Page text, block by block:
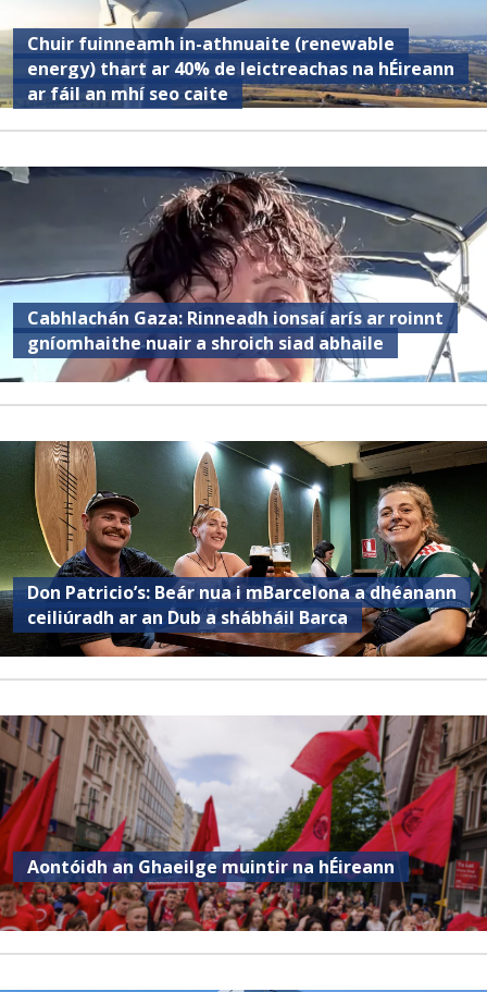
Chuir fuinneamh in-athnuaite (renewable
energy) thart ar 40% de leictreachas na hÉireann
ar fáil an mhí seo caite
Cabhlachán Gaza: Rinneadh ionsaí arís ar roinnt
gníomhaithe nuair a shroich siad abhaile
Don Patricio’s: Beár nua i mBarcelona a dhéanann
ceiliúradh ar an Dub a shábháil Barca
Aontóidh an Ghaeilge muintir na hÉireann